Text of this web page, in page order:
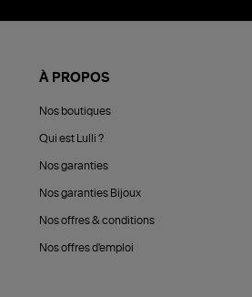
À PROPOS
Nos boutiques
Qui est Lulli ?
Nos garanties
Nos garanties Bijoux
Nos offres & conditions
Nos offres d'emploi